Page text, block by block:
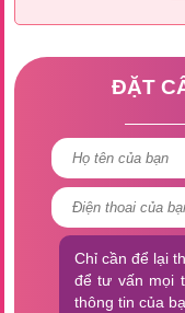
ĐẶT
Chỉ cần để lại
để tư vấn mọi
thông tin của